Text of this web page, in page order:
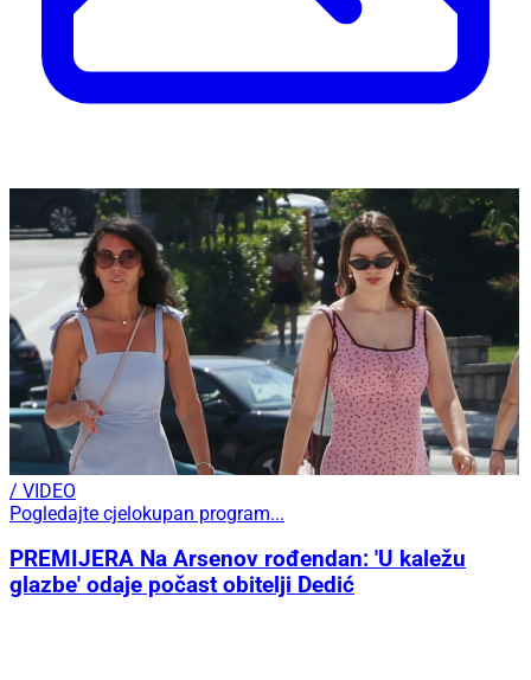
/ VIDEO
Pogledajte cjelokupan program...
PREMIJERA Na Arsenov rođendan: 'U kaležu
glazbe' odaje počast obitelji Dedić